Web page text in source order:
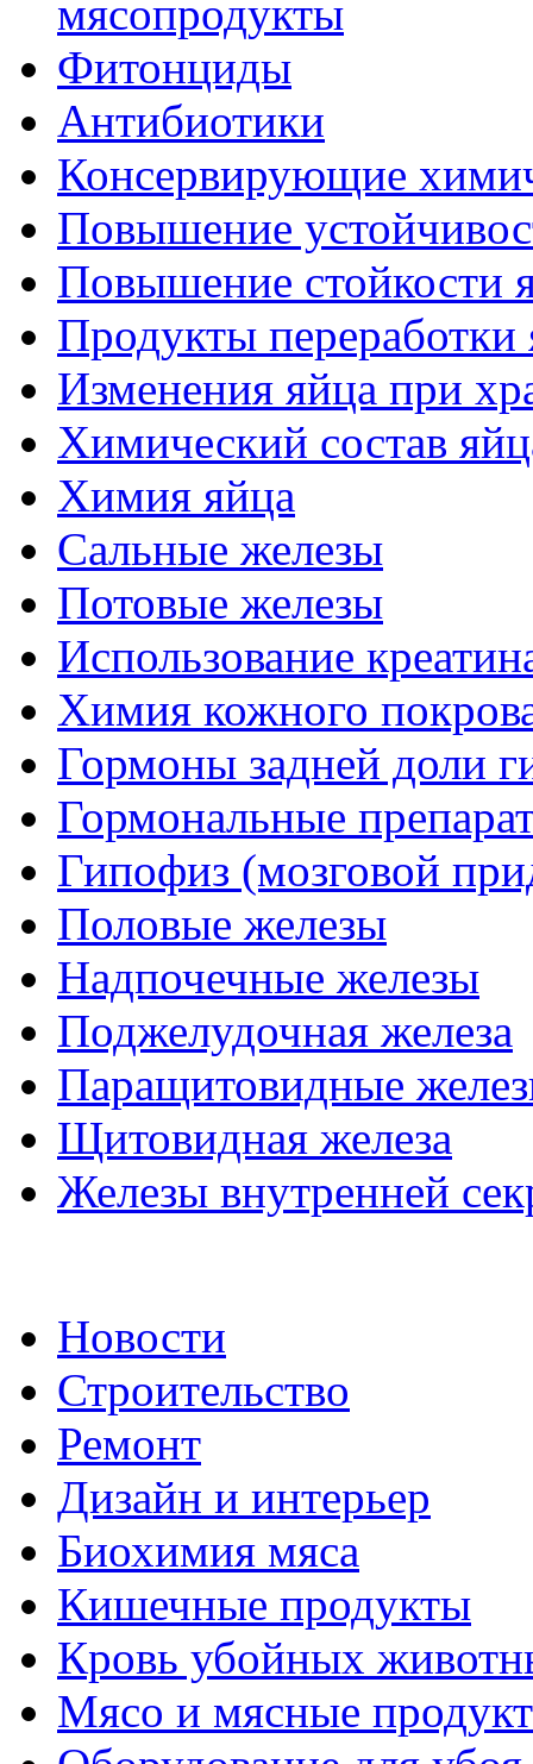
мясопродукты
Фитонциды
Антибиотики
Консервирующие
Повышение
Повышение стойкости
Продукты переработки
Изменения яйца при
Химический состав
Химия яйца
Сальные железы
Потовые железы
Использование
Химия кожного
Гормоны задней доли
Гормональные
Гипофиз (мозговой
Половые железы
Надпочечные железы
Поджелудочная железа
Паращитовидные
Щитовидная железа
Железы внутренней
Новости
Строительство
Ремонт
Дизайн и интерьер
Биохимия мяса
Кишечные продукты
Кровь убойных
Мясо и мясные